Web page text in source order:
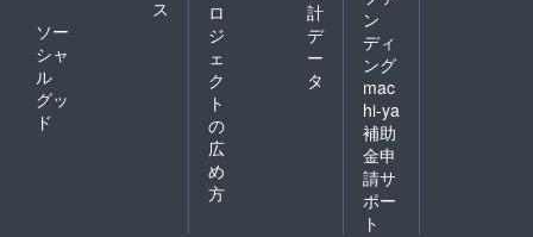
ス
ソー
シャ
ル
グッ
ド
ロ
ジ
ェ
ク
ト
の
広
め
方
計
デ
ー
タ
ン
ディ
ング
mac
hi-ya
補助
金申
請サ
ポー
ト